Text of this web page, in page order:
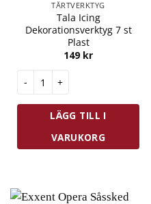
TÅRTVERKTYG
Tala Icing
Dekorationsverktyg 7 st
Plast
149 kr
LÄGG TILL I
VARUKORG